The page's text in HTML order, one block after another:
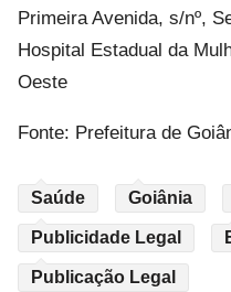
Primeira Avenida, s/nº,
Hospital Estadual da
Oeste
Fonte: Prefeitura de
Saúde Goiânia
Publicidade Legal
Publicação Legal